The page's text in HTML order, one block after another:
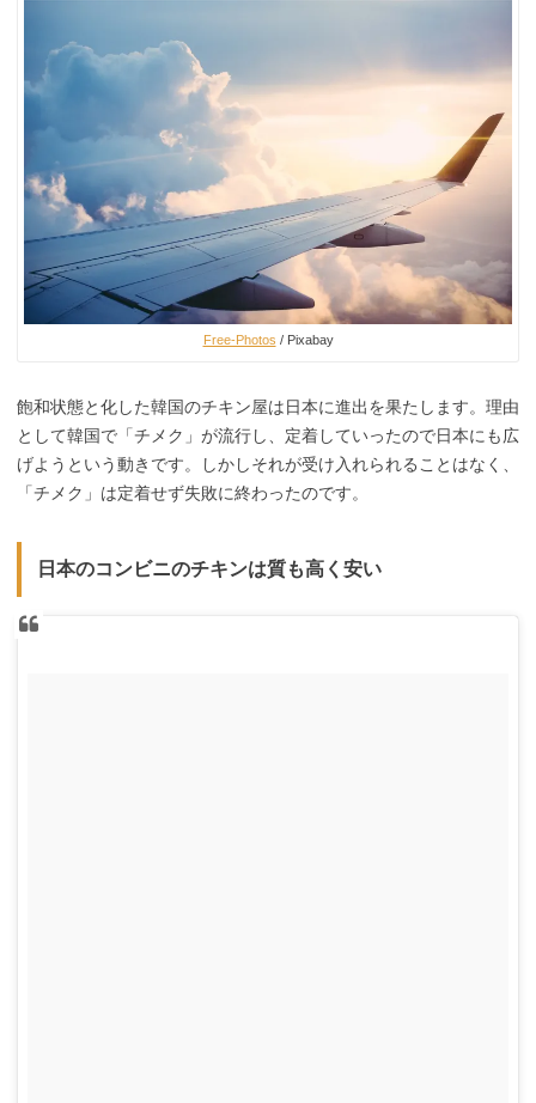
Free-Photos / Pixabay
飽和状態と化した韓国のチキン屋は日本に進出を果たします。理由
として韓国で「チメク」が流行し、定着していったので日本にも広
げようという動きです。しかしそれが受け入れられることはなく、
「チメク」は定着せず失敗に終わったのです。
日本のコンビニのチキンは質も高く安い